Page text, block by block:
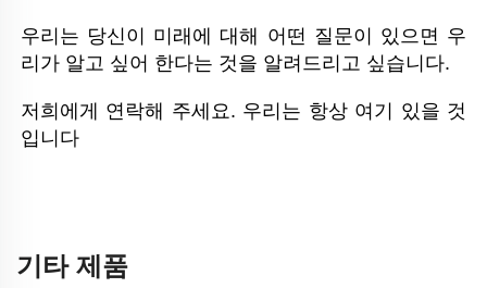
우리는 당신이 미래에 대해 어떤 질문이 있으면 우
리가 알고 싶어 한다는 것을 알려드리고 싶습니다.
저희에게 연락해 주세요. 우리는 항상 여기 있을 것
입니다
기타 제품